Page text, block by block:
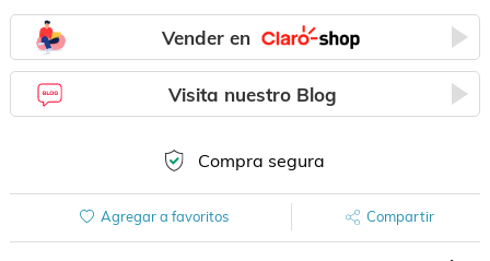
Vender en
Visita nuestro Blog
Compra segura
Agregar a favoritos Compartir